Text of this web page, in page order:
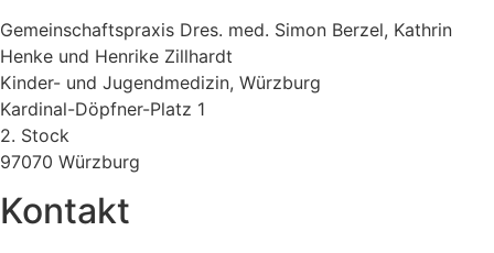
Gemeinschaftspraxis Dres. med. Simon Berzel, Kathrin
Henke und Henrike Zillhardt
Kinder- und Jugendmedizin, Würzburg
Kardinal-Döpfner-Platz 1
2. Stock
97070 Würzburg
Kontakt